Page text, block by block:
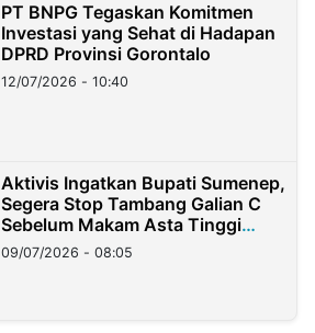
PT BNPG Tegaskan Komitmen
Investasi yang Sehat di Hadapan
DPRD Provinsi Gorontalo
12/07/2026 - 10:40
Aktivis Ingatkan Bupati Sumenep,
Segera Stop Tambang Galian C
Sebelum Makam Asta Tinggi
Longsor
09/07/2026 - 08:05